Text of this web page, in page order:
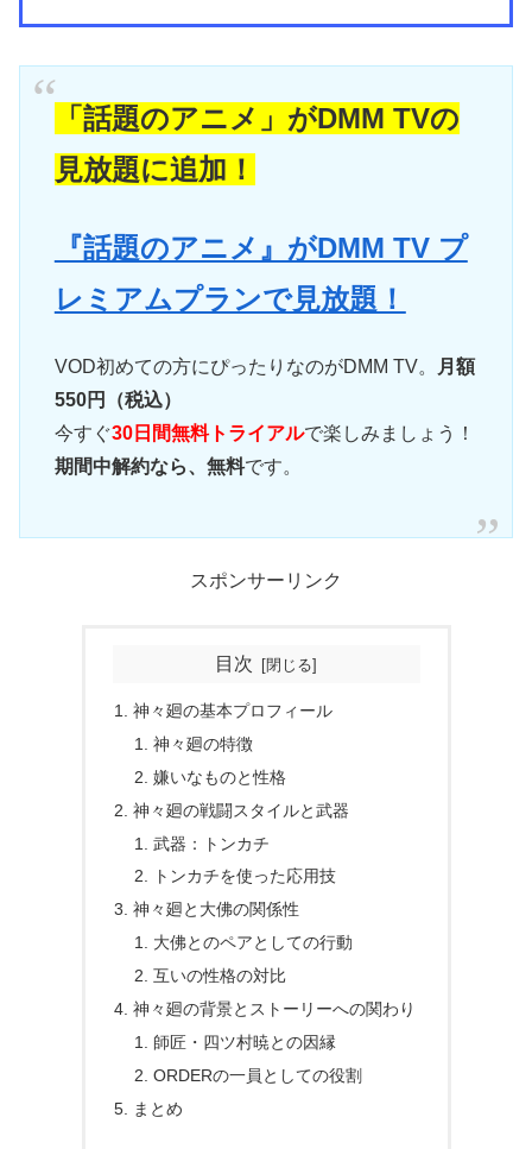
「話題のアニメ」がDMM TVの
見放題に追加！
『話題のアニメ』がDMM TV プ
レミアムプランで見放題！
VOD初めての方にぴったりなのがDMM TV。
月額
550円（税込）
今すぐ30日間無料トライアルで楽しみましょう！
期間中解約なら、無料です。
スポンサーリンク
目次
神々廻の基本プロフィール
神々廻の特徴
嫌いなものと性格
神々廻の戦闘スタイルと武器
武器：トンカチ
トンカチを使った応用技
神々廻と大佛の関係性
大佛とのペアとしての行動
互いの性格の対比
神々廻の背景とストーリーへの関わり
師匠・四ツ村暁との因縁
ORDERの一員としての役割
まとめ